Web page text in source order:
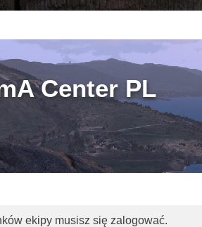
Center PL
ekipy musisz się zalogować.